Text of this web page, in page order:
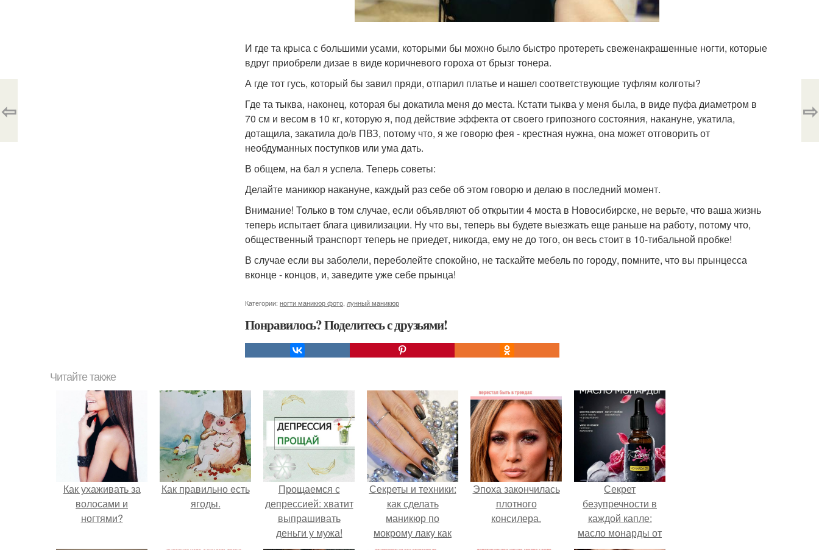
И где та крыса с большими усами, которыми бы можно было быстро протереть свеженакрашенные ногти, которые
вдруг приобрели дизае в виде коричневого гороха от брызг тонера.
А где тот гусь, который бы завил пряди, отпарил платье и нашел соответствующие туфлям колготы?
Где та тыква, наконец, которая бы докатила меня до места. Кстати тыква у меня была, в виде пуфа диаметром в
70 см и весом в 10 кг, которую я, под действие эффекта от своего грипозного состояния, накануне, укатила,
дотащила, закатила до/в ПВЗ, потому что, я же говорю фея - крестная нужна, она может отговорить от
необдуманных поступков или ума дать.
В общем, на бал я успела. Теперь советы:
Делайте маникюр накануне, каждый раз себе об этом говорю и делаю в последний момент.
Внимание! Только в том случае, если объявляют об открытии 4 моста в Новосибирске, не верьте, что ваша жизнь
теперь испытает блага цивилизации. Ну что вы, теперь вы будете выезжать еще раньше на работу, потому что,
общественный транспорт теперь не приедет, никогда, ему не до того, он весь стоит в 10-тибальной пробке!
В случае если вы заболели, переболейте спокойно, не таскайте мебель по городу, помните, что вы прынцесса
вконце - концов, и, заведите уже себе прынца!
Категории: ногти маникюр фото лунный маникюр
Понравилось? Поделитесь с друзьями!
⇦ ⇨
Читайте также
Как ухаживать за
волосами и
ногтями?
Как правильно eсть
ягоды.
Прощаемся с
депрессией: хватит
выпрашивать
деньги у мужа!
Секреты и техники:
как сделать
маникюр по
мокрому лаку как
Эпоха закончилась
плотного
консилера.
Секрет
безупречности в
каждой капле:
масло монарды от